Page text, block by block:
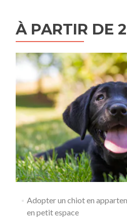
À PARTIR DE
Adopter un chiot en
en petit espace